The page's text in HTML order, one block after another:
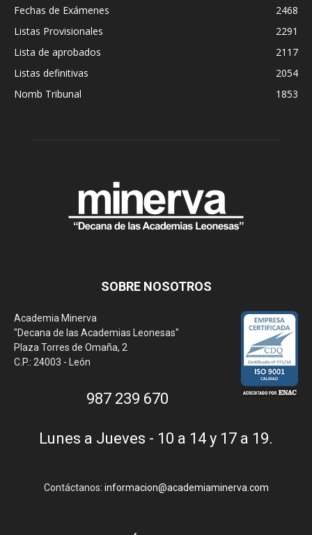
Fechas de Exámenes
2468
Listas Provisionales
2291
Lista de aprobados
2117
Listas definitivas
2054
Nomb Tribunal
1853
SOBRE NOSOTROS
Academia Minerva
"Decana de las Academias Leonesas"
Plaza Torres de Omaña, 2
C.P.: 24003 - León
987 239 670
Lunes a Jueves - 10 a 14 y 17 a 19.
Contáctanos: informacion@academiaminerva.com